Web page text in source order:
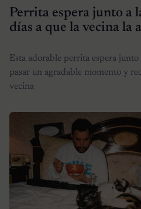
Perrita espera junto a
días a que la vecina la
Esta adorable perrita espera
pasar un agradable momento y
vecina